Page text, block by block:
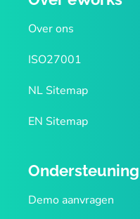
Over ons
ISO27001
NL Sitemap
EN Sitemap
Ondersteuning
Demo aanvragen